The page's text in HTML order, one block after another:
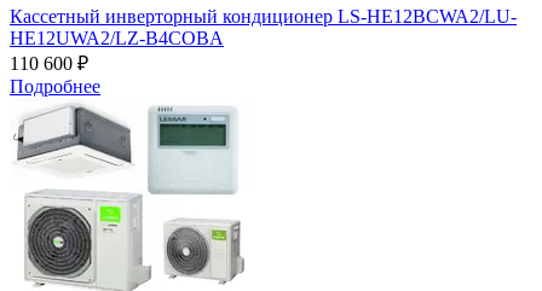
Кассетный инверторный кондиционер LS-HE12BCWA2/LU-
HE12UWA2/LZ-B4COBA
110 600 ₽
Подробнее